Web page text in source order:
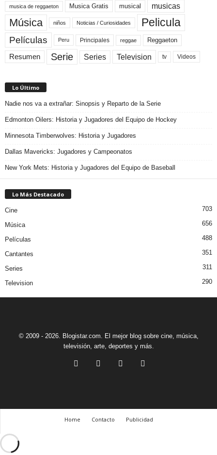
musica de reggaeton Musica Gratis musical musicas
Música niños Noticias / Curiosidades Pelicula
Películas Peru Principales reggae Reggaeton
Resumen Serie Series Television tv Videos
Lo Último
Nadie nos va a extrañar: Sinopsis y Reparto de la Serie
Edmonton Oilers: Historia y Jugadores del Equipo de Hockey
Minnesota Timberwolves: Historia y Jugadores
Dallas Mavericks: Jugadores y Campeonatos
New York Mets: Historia y Jugadores del Equipo de Baseball
Lo Más Destacado
Cine 703
Música 656
Películas 488
Cantantes 351
Series 311
Television 290
© 2009 - 2026. Blogistar.com. El mejor blog sobre cine, música,
televisión, arte, deportes y más.
Home Contacto Publicidad